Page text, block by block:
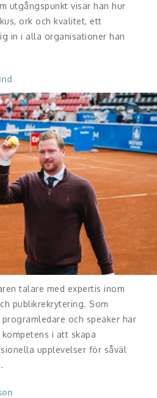
utgångspunkt visar han hur
ork och kvalitet, ett
in i alla organisationer han
talare med expertis inom
publikrekrytering. Som
och speaker har
i att skapa
upplevelser för såväl